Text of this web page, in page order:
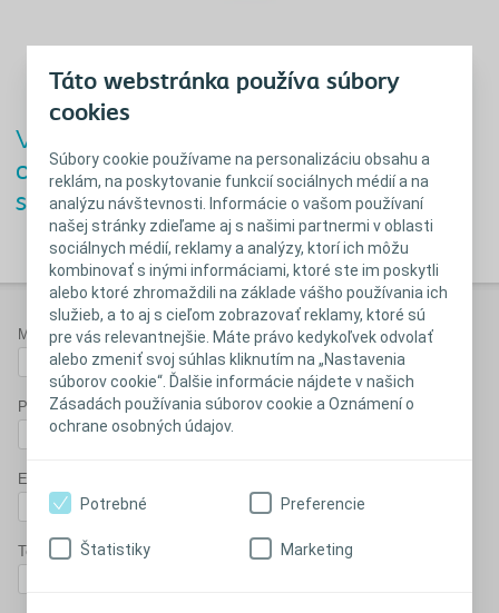
Táto webstránka používa súbory
cookies
Súbory cookie používame na personalizáciu obsahu a
reklám, na poskytovanie funkcií sociálnych médií a na
analýzu návštevnosti. Informácie o vašom používaní
našej stránky zdieľame aj s našimi partnermi v oblasti
sociálnych médií, reklamy a analýzy, ktorí ich môžu
kombinovať s inými informáciami, ktoré ste im poskytli
alebo ktoré zhromaždili na základe vášho používania ich
služieb, a to aj s cieľom zobrazovať reklamy, ktoré sú
pre vás relevantnejšie. Máte právo kedykoľvek odvolať
alebo zmeniť svoj súhlas kliknutím na „Nastavenia
súborov cookie“. Ďalšie informácie nájdete v našich
Zásadách používania súborov cookie a Oznámení o
ochrane osobných údajov.
Potrebné Preferencie
Štatistiky Marketing
Vyplňte prosím svoje kontaktné údaje a
odošlite formulár. Stomická kuchárka sa
stiahne vo formáte PDF.
Meno*
Priezvisko*
Email*
Telefón*